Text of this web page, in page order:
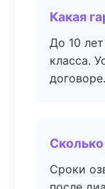
Какая
До 10
класса.
договоре.
Сроки